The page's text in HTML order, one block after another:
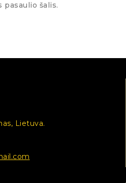
pasaulio šalis.
Lietuva.